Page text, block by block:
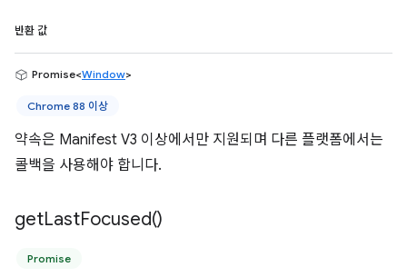
반환 값
Promise<Window>
Chrome 88 이상
약속은 Manifest V3 이상에서만 지원되며 다른 플랫폼에서는
콜백을 사용해야 합니다.
getLastFocused()
Promise